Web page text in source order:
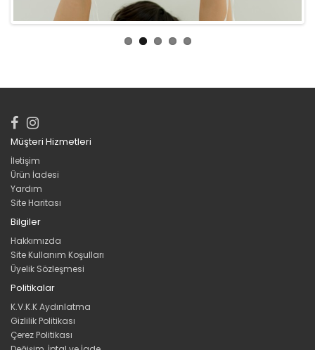
Müşteri Hizmetleri
İletişim
Ürün İadesi
Yardım
Site Haritası
Bilgiler
Hakkımızda
Site Kullanım Koşulları
Üyelik Sözleşmesi
Politikalar
K.V.K.K Aydınlatma
Gizlilik Politikası
Çerez Politikası